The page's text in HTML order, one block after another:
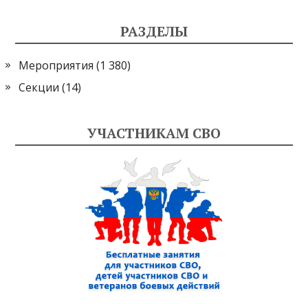
РАЗДЕЛЫ
Мероприятия (1 380)
Секции (14)
УЧАСТНИКАМ СВО